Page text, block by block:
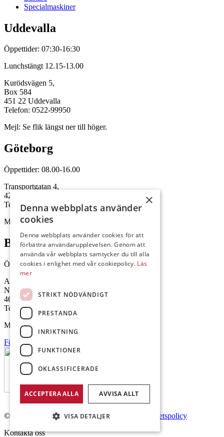
Specialmaskiner
Uddevalla
Öppettider: 07:30-16:30
Lunchstängt 12.15-13.00
Kurödsvägen 5,
Box 584
451 22 Uddevalla
Telefon: 0522-99950
Mejl: Se flik längst ner till höger.
Göteborg
Öppettider: 08.00-16.00
Transportgatan 4,
422 46 Hisings Backa
Telefon: 0708-115352
Mejl: Se flik längst ner till höger.
Brålanda
Öppettider: 07:00-16:00
Andrésen Maskin i Brålanda AB
Nuntorp 301
464 64 Brålanda
Telefon: 0521-57 57 30
Mejl: Se flik längst ner till höger.
Följ oss på Facebook
© Copyright 2026 Andrésen Maskin AB.
Integritetspolicy
Kontakta oss
×
Denna webbplats använder
cookies
Denna webbplats använder cookies för att
förbättra användarupplevelsen. Genom att
använda vår webbplats samtycker du till alla
cookies i enlighet med vår cookiepolicy. Läs
mer
STRIKT NÖDVÄNDIGT
PRESTANDA
INRIKTNING
FUNKTIONER
OKLASSIFICERADE
ACCEPTERA ALLA AVVISA ALLT
VISA DETALJER